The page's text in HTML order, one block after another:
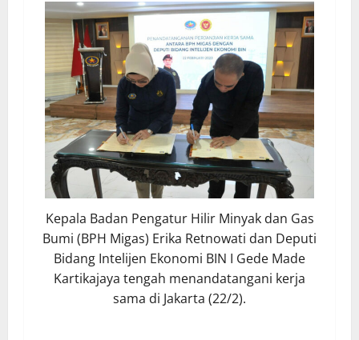
Kepala Badan Pengatur Hilir Minyak dan Gas
Bumi (BPH Migas) Erika Retnowati dan Deputi
Bidang Intelijen Ekonomi BIN I Gede Made
Kartikajaya tengah menandatangani kerja
sama di Jakarta (22/2).